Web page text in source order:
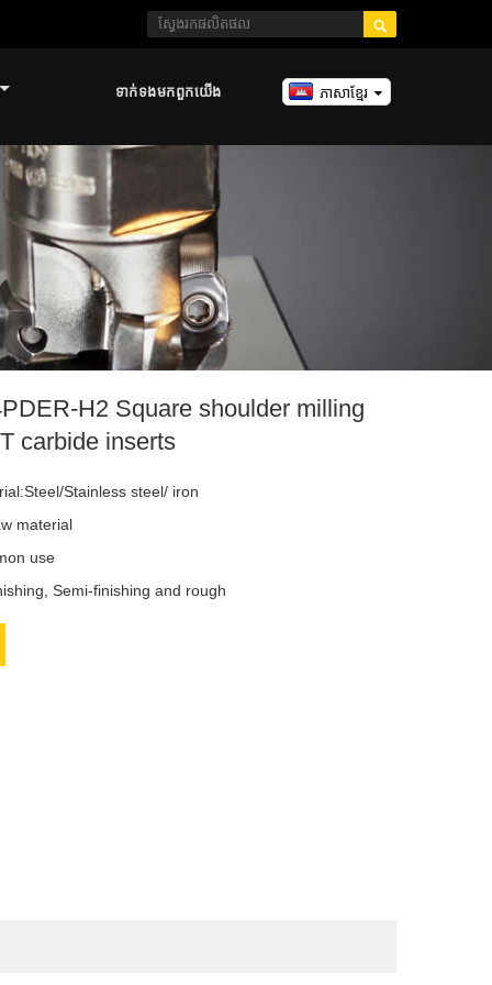

ភាសាខ្មែរ
ទាក់ទង​មក​ពួក​យើង
H2 Square shoulder milling
carbide inserts
Stainless steel/ iron
material
use
Semi-finishing and rough